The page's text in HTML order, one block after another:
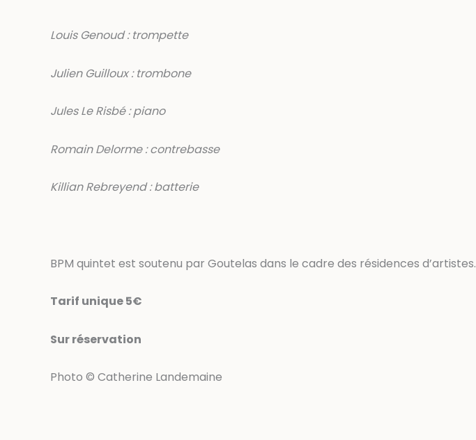
Louis Genoud : trompette
Julien Guilloux : trombone
Jules Le Risbé : piano
Romain Delorme : contrebasse
Killian Rebreyend : batterie
BPM quintet est soutenu par Goutelas dans le cadre des résidences d’artistes.
Tarif unique 5€
Sur réservation
Photo © Catherine Landemaine